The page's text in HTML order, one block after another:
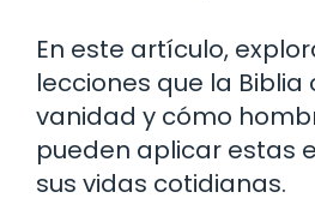
En este artículo,
lecciones que la
vanidad y cómo
pueden aplicar estas
sus vidas cotidianas.